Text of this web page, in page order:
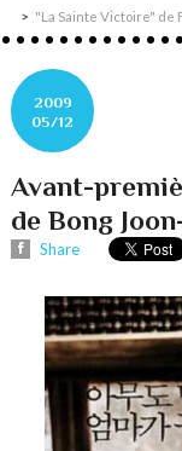
"La Sainte Victoire" de
2009
05/12
Avant-
de Bong
Share